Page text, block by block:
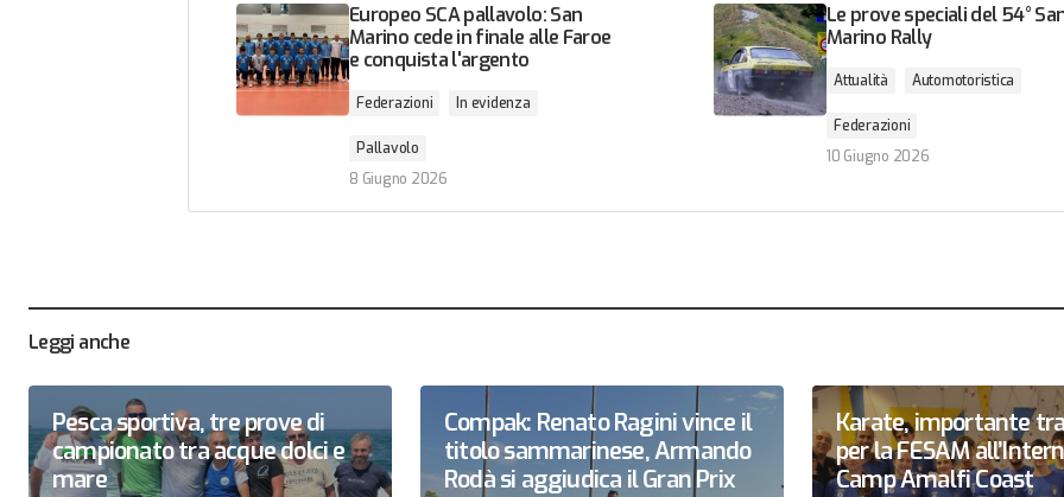
Europeo SCA pallavolo: San
Marino cede in finale alle Faroe
e conquista l'argento
Federazioni In evidenza
Pallavolo
8 Giugno 2026
Le prove speciali del 54°
Marino Rally
Attualità Automotoristica
Federazioni
10 Giugno 2026
Leggi anche
Pesca sportiva, tre prove di
campionato tra acque dolci e
mare
Compak: Renato Ragini vince il
titolo sammarinese, Armando
Rodà si aggiudica il Gran Prix
Karate, importante
per la FESAM
Camp Amalfi Coast